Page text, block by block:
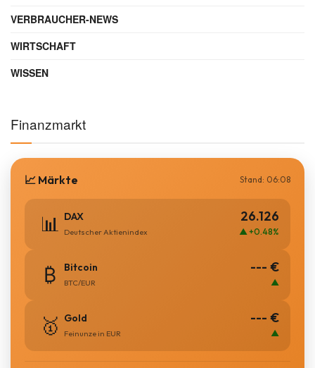
VERBRAUCHER-NEWS
WIRTSCHAFT
WISSEN
Finanzmarkt
📈 Märkte Stand: 06:08
📊 DAX
Deutscher Aktienindex
26.126
▲ +0.48%
₿ Bitcoin
BTC/EUR
--- €
▲
🥇 Gold
Feinunze in EUR
--- €
▲